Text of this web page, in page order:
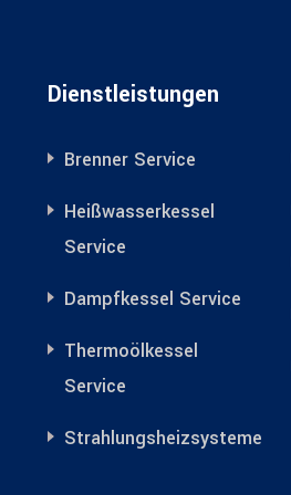
Dienstleistungen
Brenner Service
Heißwasserkessel
Service
Dampfkessel Service
Thermoölkessel
Service
Strahlungsheizsysteme